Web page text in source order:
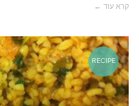
קרא עוד ←
RECIPE